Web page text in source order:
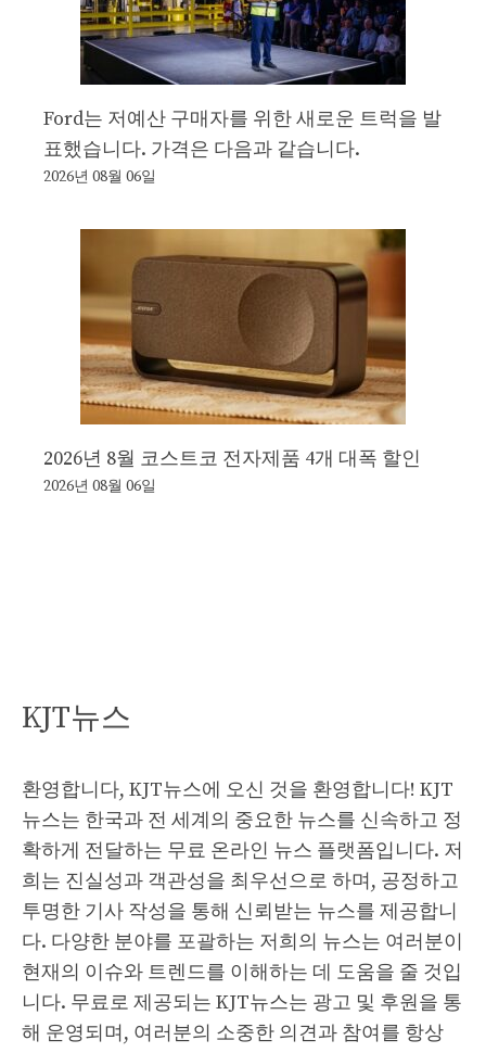
Ford는 저예산 구매자를 위한 새로운 트럭을 발
표했습니다. 가격은 다음과 같습니다.
2026년 08월 06일
2026년 8월 코스트코 전자제품 4개 대폭 할인
2026년 08월 06일
KJT뉴스
환영합니다, KJT뉴스에 오신 것을 환영합니다! KJT
뉴스는 한국과 전 세계의 중요한 뉴스를 신속하고 정
확하게 전달하는 무료 온라인 뉴스 플랫폼입니다. 저
희는 진실성과 객관성을 최우선으로 하며, 공정하고
투명한 기사 작성을 통해 신뢰받는 뉴스를 제공합니
다. 다양한 분야를 포괄하는 저희의 뉴스는 여러분이
현재의 이슈와 트렌드를 이해하는 데 도움을 줄 것입
니다. 무료로 제공되는 KJT뉴스는 광고 및 후원을 통
해 운영되며, 여러분의 소중한 의견과 참여를 항상